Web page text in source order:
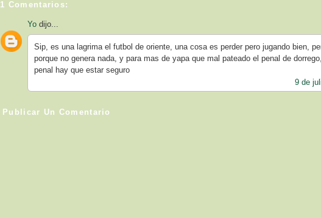
1 Comentarios:
Yo dijo...
Sip, es una lagrima el futbol de oriente, una cosa es perder pero jugando bien,
porque no genera nada, y para mas de yapa que mal pateado el penal de
penal hay que estar seguro
9 de
Publicar Un Comentario